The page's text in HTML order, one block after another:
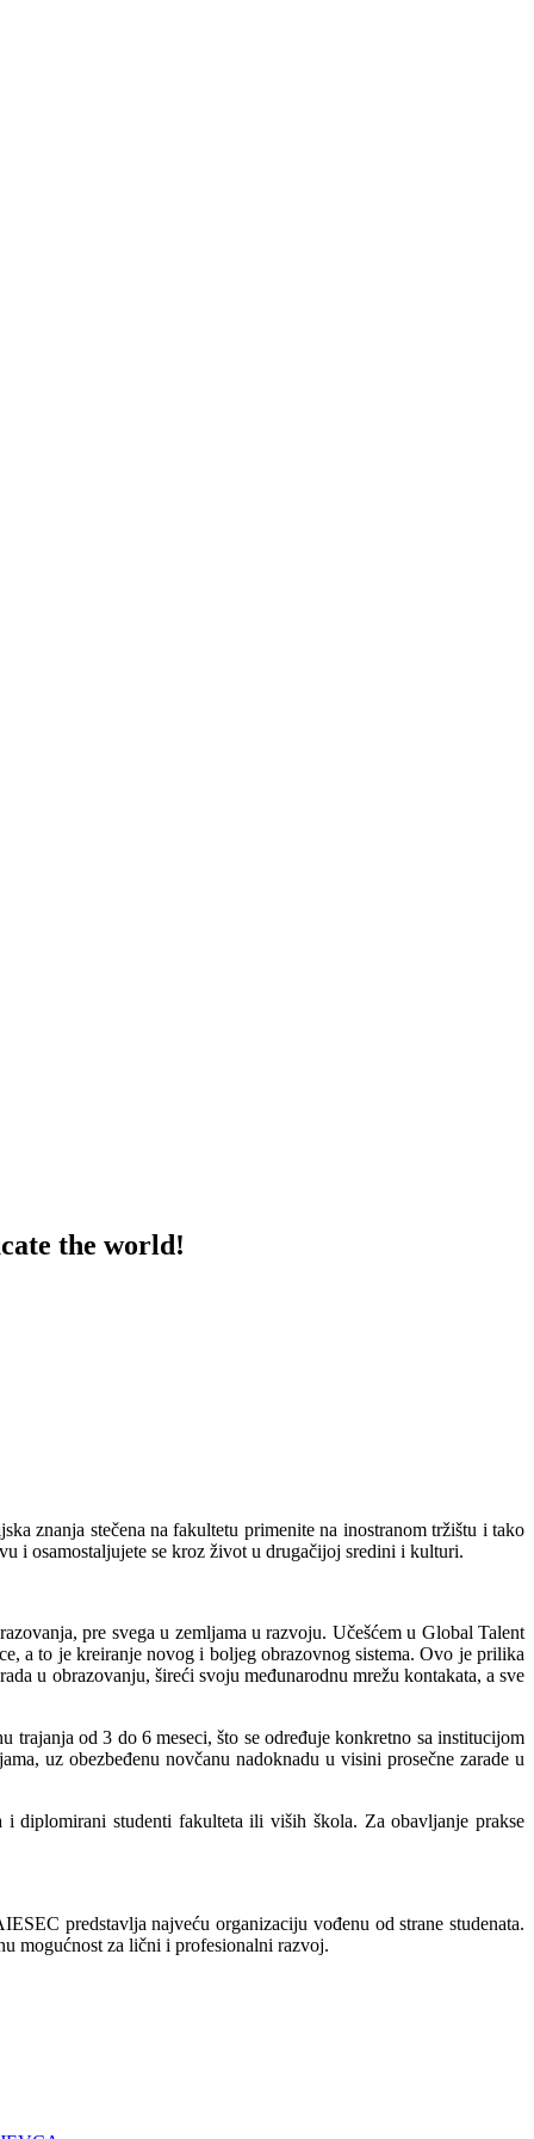
the world!
znanja stečena na fakultetu primenite na inostranom tržištu i tako
i osamostaljujete se kroz život u drugačijoj sredini i kulturi.
pre svega u zemljama u razvoju. Učešćem u Global Talent
a to je kreiranje novog i boljeg obrazovnog sistema. Ovo je prilika
u obrazovanju, šireći svoju međunarodnu mrežu kontakata, a sve
od 3 do 6 meseci, što se određuje konkretno sa institucijom
uz obezbeđenu novčanu nadoknadu u visini prosečne zarade u
diplomirani studenti fakulteta ili viših škola. Za obavljanje prakse
predstavlja najveću organizaciju vođenu od strane studenata.
mogućnost za lični i profesionalni razvoj.